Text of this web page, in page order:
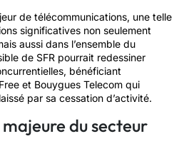
de télécommunications, une telle
significatives non seulement
aussi dans l’ensemble du
de SFR pourrait redessiner
bénéficiant
et Bouygues Telecom qui
par sa cessation d’activité.
du secteur